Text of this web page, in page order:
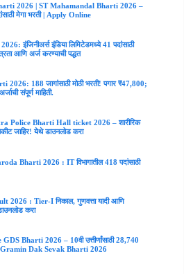
2026 | ST Mahamandal Bharti 2026 –
मेगा भरती | Apply Online
इंजिनीअर्स इंडिया लिमिटेडमध्ये 41 पदांसाठी
आणि अर्ज करण्याची पद्धत
2026: 188 जागांसाठी मोठी भरती! पगार ₹47,800;
संपूर्ण माहिती.
Police Bharti Hall ticket 2026 – शारीरिक
जाहिर! येथे डाउनलोड करा
Bharti 2026 : IT विभागातील 418 पदांसाठी
2026 : Tier-I निकाल, गुणवत्ता यादी आणि
करा
Bharti 2026 – 10वी उत्तीर्णांसाठी 28,740
| Gramin Dak Sevak Bharti 2026